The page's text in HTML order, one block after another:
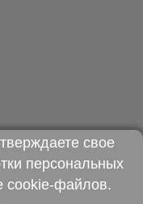
свое
персональных
cookie-файлов.